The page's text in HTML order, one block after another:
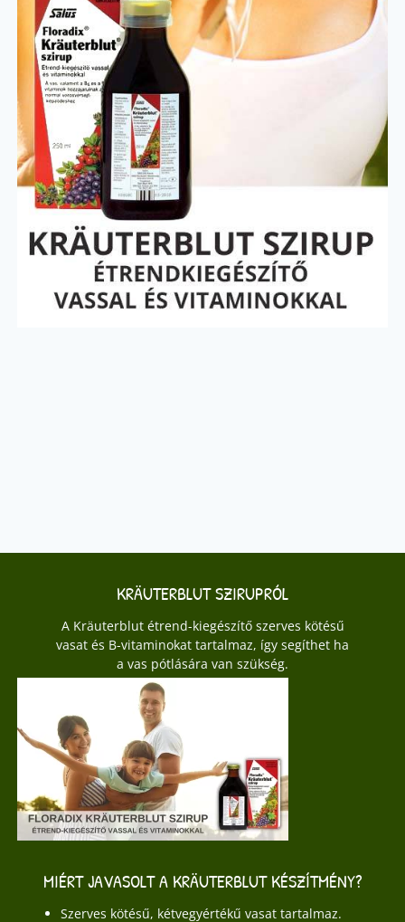
KRÄUTERBLUT SZIRUPRÓL
A Kräuterblut étrend-kiegészítő szerves kötésű
vasat és B-vitaminokat tartalmaz, így segíthet ha
a vas pótlására van szükség.
MIÉRT JAVASOLT A KRÄUTERBLUT KÉSZÍTMÉNY?
Szerves kötésű, kétvegyértékű vasat tartalmaz.